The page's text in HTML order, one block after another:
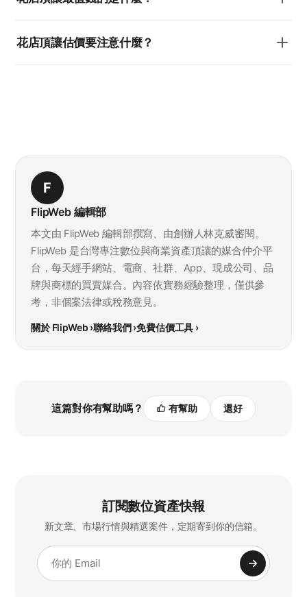
花店頂讓估價要注意什麼？
F
FlipWeb 編輯部
本文由 FlipWeb 編輯部撰寫、由創辦人林克威審閱。
FlipWeb 是台灣專注數位與商業資產頂讓的媒合仲介平
台，每天經手網站、電商、社群、App、現成公司、品
牌與商標的買賣媒合。內容依實務經驗整理，僅供參
考，非個案法律或稅務意見。
關於 FlipWeb ›聯絡我們 ›免費估價工具 ›
這篇對你有幫助嗎？ 有幫助 還好
訂閱數位資產快報
新文章、市場行情與精選案件，定期寄到你的信箱。